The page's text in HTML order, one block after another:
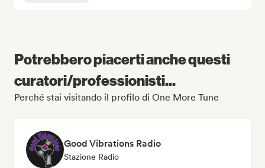
Potrebbero piacerti anche questi
curatori/professionisti...
Perché stai visitando il profilo di One More Tune
Good Vibrations Radio
Stazione Radio